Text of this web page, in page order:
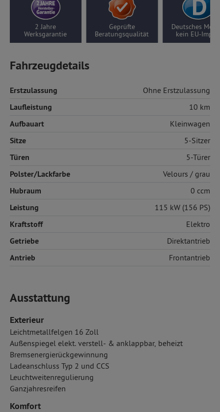
Deutsches Modell,
kein EU-Import
10 Jahre Motor-/
Getriebegarantie
Fahrzeugdetails
Erstzulassung Ohne Erstzulassung
Laufleistung 10 km
Aufbauart Kleinwagen
Sitze 5-Sitzer
Türen 5-Türer
Polster/Lackfarbe Velours / grau
Hubraum 0 ccm
Leistung 115 kW (156 PS)
Kraftstoff Elektro
Getriebe Direktantrieb
Antrieb Frontantrieb
Ausstattung
Exterieur
Leichtmetallfelgen 16 Zoll
Außenspiegel elekt. verstell- & anklappbar, beheizt
Bremsenergierückgewinnung
Ladeanschluss Typ 2 und CCS
Leuchtweitenregulierung
Ganzjahresreifen
Komfort